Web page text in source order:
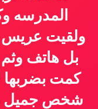
المدرسه
ولقيت عريس
بل هاتف وثم
كمت بضربها
شخص جميل